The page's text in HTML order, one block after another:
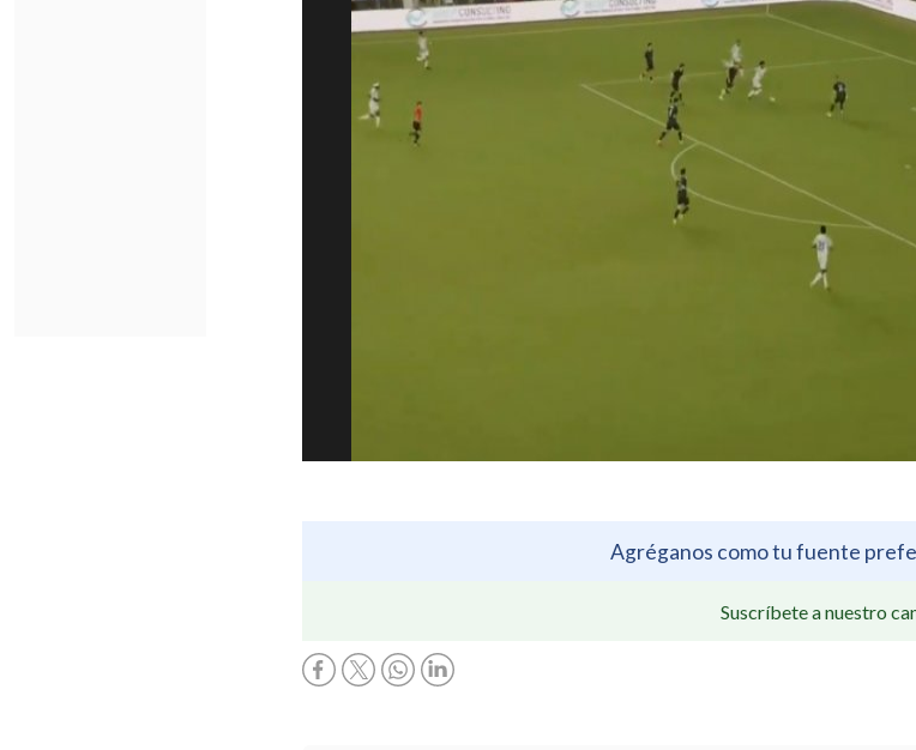
Agréganos como tu fuente
Suscríbete a nuestro